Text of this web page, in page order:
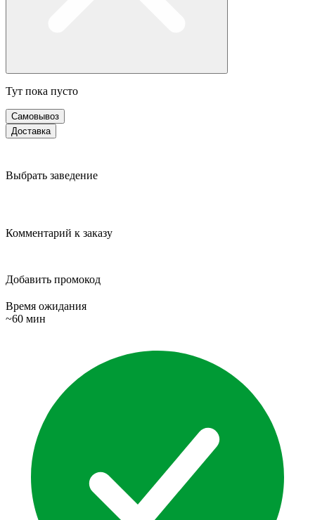
Тут пока пусто
Самовывоз
Доставка
Выбрать заведение
Комментарий к заказу
Добавить промокод
Время ожидания
~60 мин